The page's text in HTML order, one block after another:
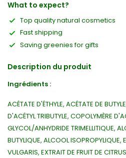
What to expect?
Top quality natural cosmetics
Fast shipping
Saving greenies for gifts
Description du produit
Ingrédients :
ACÉTATE D'ÉTHYLE, ACÉTATE DE
D'ACÉTYL TRIBUTYLE, COPOLYMÈRE
GLYCOL/ANHYDRIDE TRIMELLITIQUE,
BUTYLIQUE, ALCOOL ISOPROPYLIQUE,
VULGARIS, EXTRAIT DE FRUIT DE